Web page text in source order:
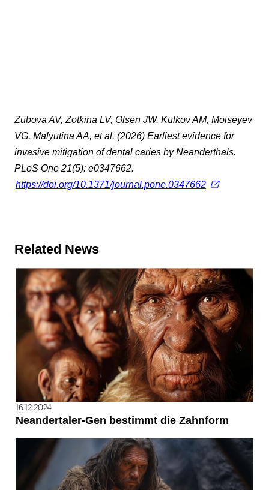
Zubova AV, Zotkina LV, Olsen JW, Kulkov AM, Moiseyev
VG, Malyutina AA, et al. (2026) Earliest evidence for
invasive mitigation of dental caries by Neanderthals.
PLoS One 21(5): e0347662.
https://doi.org/10.1371/journal.pone.0347662
Related News
16.12.2024
Neandertaler-Gen bestimmt die Zahnform